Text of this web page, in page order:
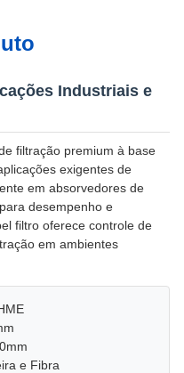
Industriais e
filtração premium à base
exigentes de
em absorvedores de
desempenho e
filtro oferece controle de
em ambientes
e Fibra